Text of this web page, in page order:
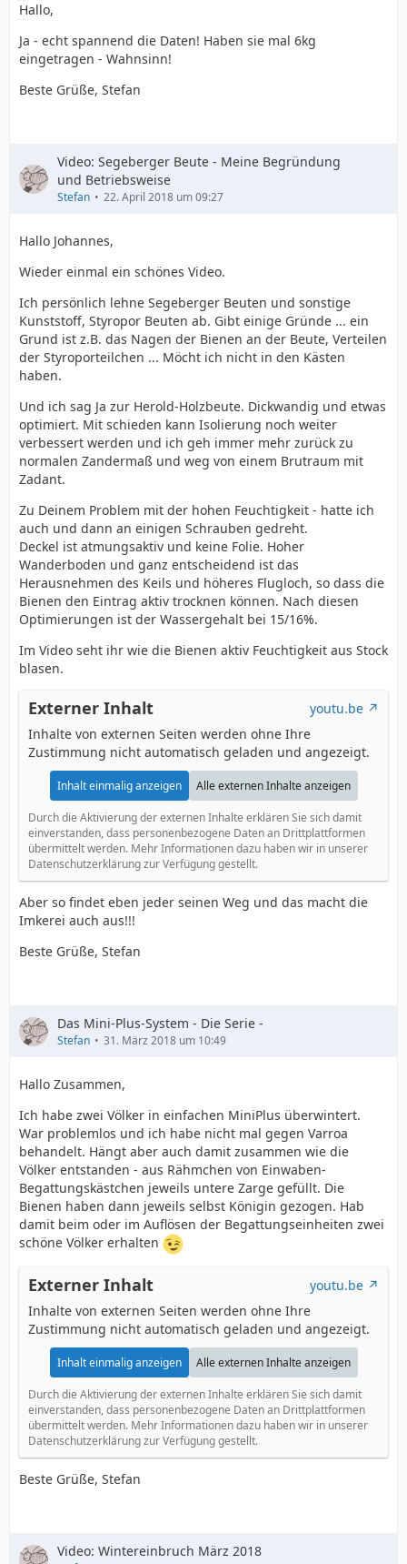
Hallo,
Ja - echt spannend die Daten! Haben sie mal 6kg
eingetragen - Wahnsinn!
Beste Grüße, Stefan
Video: Segeberger Beute - Meine Begründung
und Betriebsweise
Stefan 22. April 2018 um 09:27
Hallo Johannes,
Wieder einmal ein schönes Video.
Ich persönlich lehne Segeberger Beuten und sonstige
Kunststoff, Styropor Beuten ab. Gibt einige Gründe ... ein
Grund ist z.B. das Nagen der Bienen an der Beute, Verteilen
der Styroporteilchen ... Möcht ich nicht in den Kästen
haben.
Und ich sag Ja zur Herold-Holzbeute. Dickwandig und etwas
optimiert. Mit schieden kann Isolierung noch weiter
verbessert werden und ich geh immer mehr zurück zu
normalen Zandermaß und weg von einem Brutraum mit
Zadant.
Zu Deinem Problem mit der hohen Feuchtigkeit - hatte ich
auch und dann an einigen Schrauben gedreht.
Deckel ist atmungsaktiv und keine Folie. Hoher
Wanderboden und ganz entscheidend ist das
Herausnehmen des Keils und höheres Flugloch, so dass die
Bienen den Eintrag aktiv trocknen können. Nach diesen
Optimierungen ist der Wassergehalt bei 15/16%.
Im Video seht ihr wie die Bienen aktiv Feuchtigkeit aus Stock
blasen.
Externer Inhalt
youtu.be
Inhalte von externen Seiten werden ohne Ihre
Zustimmung nicht automatisch geladen und angezeigt.
Inhalt einmalig anzeigen Alle externen Inhalte anzeigen
Durch die Aktivierung der externen Inhalte erklären Sie sich damit
einverstanden, dass personenbezogene Daten an Drittplattformen
übermittelt werden. Mehr Informationen dazu haben wir in unserer
Datenschutzerklärung zur Verfügung gestellt.
Aber so findet eben jeder seinen Weg und das macht die
Imkerei auch aus!!!
Beste Grüße, Stefan
Das Mini-Plus-System - Die Serie -
Stefan 31. März 2018 um 10:49
Hallo Zusammen,
Ich habe zwei Völker in einfachen MiniPlus überwintert.
War problemlos und ich habe nicht mal gegen Varroa
behandelt. Hängt aber auch damit zusammen wie die
Völker entstanden - aus Rähmchen von Einwaben-
Begattungskästchen jeweils untere Zarge gefüllt. Die
Bienen haben dann jeweils selbst Königin gezogen. Hab
damit beim oder im Auflösen der Begattungseinheiten zwei
schöne Völker erhalten
Externer Inhalt
youtu.be
Inhalte von externen Seiten werden ohne Ihre
Zustimmung nicht automatisch geladen und angezeigt.
Inhalt einmalig anzeigen Alle externen Inhalte anzeigen
Durch die Aktivierung der externen Inhalte erklären Sie sich damit
einverstanden, dass personenbezogene Daten an Drittplattformen
übermittelt werden. Mehr Informationen dazu haben wir in unserer
Datenschutzerklärung zur Verfügung gestellt.
Beste Grüße, Stefan
Video: Wintereinbruch März 2018